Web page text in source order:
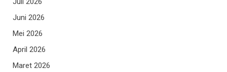
Juni 2026
Mei 2026
April 2026
Maret 2026